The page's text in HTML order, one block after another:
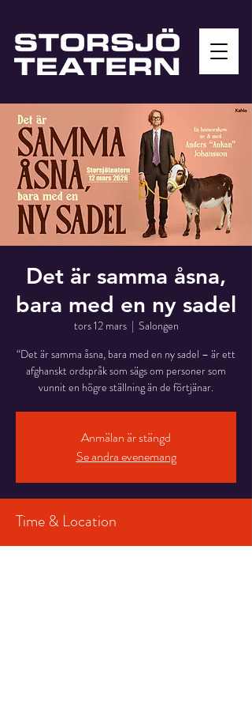
Det är samma åsna,
bara med en ny sadel
tors 12 mars
  |
Salongen
“Det är samma åsna, bara med en ny sadel – är ett
afghanskt ordspråk som sägs om personer som
vunnit en högre ställning än de förtjänar.
Anmälan är stängd
Se andra evenemang
Time & Location